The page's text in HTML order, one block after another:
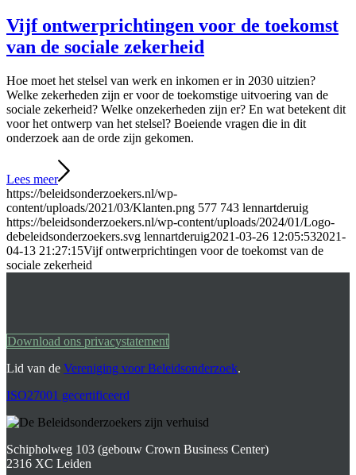
Vijf ontwerprichtingen voor de toekomst
van de sociale zekerheid
Hoe moet het stelsel van werk en inkomen er in 2030 uitzien?
Welke zekerheden zijn er voor de toekomstige uitvoering van de
sociale zekerheid? Welke onzekerheden zijn er? En wat betekent dit
voor het ontwerp van het stelsel? Boeiende vragen die in dit
onderzoek aan de orde zijn gekomen.
Lees meer
https://beleidsonderzoekers.nl/wp-
content/uploads/2021/03/Klanten.png 577 743 lennartderuig
https://beleidsonderzoekers.nl/wp-content/uploads/2024/01/Logo-
debeleidsonderzoekers.svg lennartderuig2021-03-26 12:05:532021-
04-13 21:27:15Vijf ontwerprichtingen voor de toekomst van de
sociale zekerheid
Download ons privacystatement
Lid van de Vereniging voor Beleidsonderzoek.
ISO27001 gecertificeerd
Schipholweg 103 (gebouw Crown Business Center)
2316 XC Leiden